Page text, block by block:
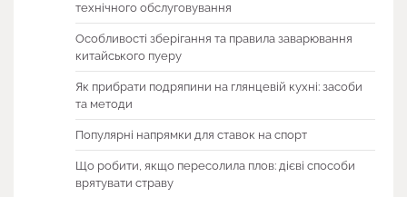
технічного обслуговування
Особливості зберігання та правила заварювання
китайського пуеру
Як прибрати подряпини на глянцевій кухні: засоби
та методи
Популярні напрямки для ставок на спорт
Що робити, якщо пересолила плов: дієві способи
врятувати страву